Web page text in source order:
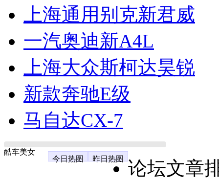
上海通用别克新君威
一汽奥迪新A4L
上海大众斯柯达昊锐
新款奔驰E级
马自达CX-7
酷车美女
今日热图
昨日热图
论坛文章